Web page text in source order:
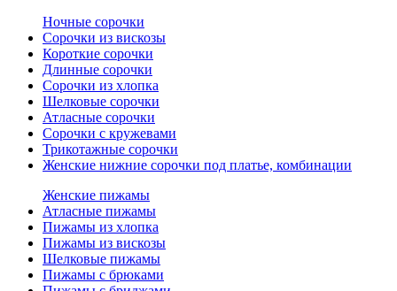
Ночные сорочки
Сорочки из вискозы
Короткие сорочки
Длинные сорочки
Сорочки из хлопка
Шелковые сорочки
Атласные сорочки
Сорочки с кружевами
Трикотажные сорочки
Женские нижние сорочки под платье, комбинации
Женские пижамы
Атласные пижамы
Пижамы из хлопка
Пижамы из вискозы
Шелковые пижамы
Пижамы с брюками